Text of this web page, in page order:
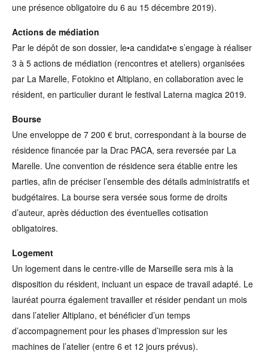
une présence obligatoire du 6 au 15 décembre 2019).
Actions de médiation
Par le dépôt de son dossier, le•a candidat•e s’engage à réaliser
3 à 5 actions de médiation (rencontres et ateliers) organisées
par La Marelle, Fotokino et Altiplano, en collaboration avec le
résident, en particulier durant le festival Laterna magica 2019.
Bourse
Une enveloppe de 7 200 € brut, correspondant à la bourse de
résidence financée par la Drac PACA, sera reversée par La
Marelle. Une convention de résidence sera établie entre les
parties, afin de préciser l’ensemble des détails administratifs et
budgétaires. La bourse sera versée sous forme de droits
d’auteur, après déduction des éventuelles cotisation
obligatoires.
Logement
Un logement dans le centre-ville de Marseille sera mis à la
disposition du résident, incluant un espace de travail adapté. Le
lauréat pourra également travailler et résider pendant un mois
dans l’atelier Altiplano, et bénéficier d’un temps
d’accompagnement pour les phases d’impression sur les
machines de l’atelier (entre 6 et 12 jours prévus).